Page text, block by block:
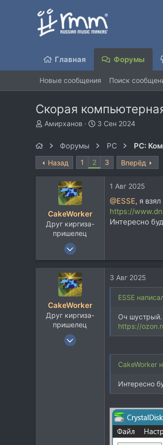
Главная Форумы
Новые сообщения Поиск
Скорая
А
р
т
Aмирханов
Д
т
а
3 Сен 2024
Форумы PC PC:
Назад 1 2 3 Вперёд
CakeWorker
Друг киргиза-
пришелец
10 Ноя 2002
5.947
Севера
1 Авг 2025
@ESSE, я
https://
Интересно
CakeWorker
Друг киргиза-
пришелец
10 Ноя 2002
3 Авг 2025
ESSE
Оч шустрый.
https://
CakeWorker
Интересно